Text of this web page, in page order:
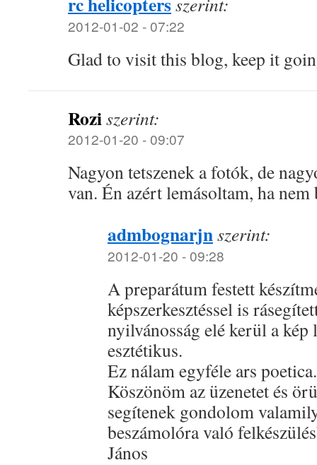
2012-01-02 - 07:22
Glad to visit this blog, keep it
Roziszerint:
2012-01-20 - 09:07
Nagyon tetszenek a fotók, de
van. Én azért lemásoltam, ha nem
admbognarjnszerint:
2012-01-20 - 09:28
A preparátum festett
képszerkesztéssel is
nyilvánosság elé kerül a kép
esztétikus.
Ez nálam egyféle ars poetica.
Köszönöm az üzenetet és
segítenek gondolom
beszámolóra való
János